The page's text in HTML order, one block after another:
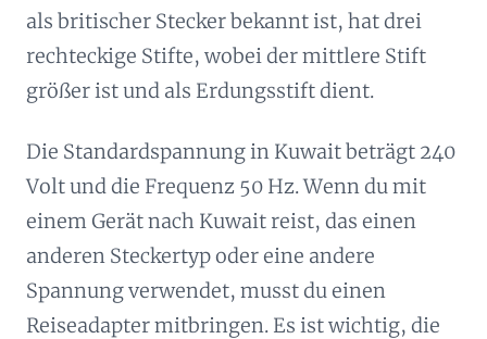
als britischer Stecker bekannt ist, hat drei
rechteckige Stifte, wobei der mittlere Stift
größer ist und als Erdungsstift dient.
Die Standardspannung in Kuwait beträgt 240
Volt und die Frequenz 50 Hz. Wenn du mit
einem Gerät nach Kuwait reist, das einen
anderen Steckertyp oder eine andere
Spannung verwendet, musst du einen
Reiseadapter mitbringen. Es ist wichtig, die